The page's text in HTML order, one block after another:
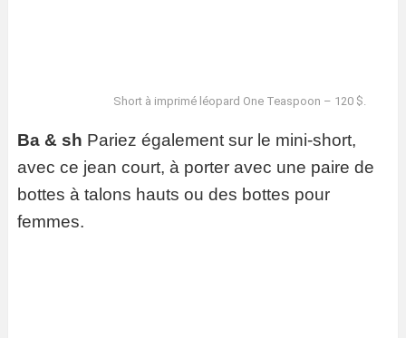
Short à imprimé léopard One Teaspoon – 120 $.
Ba & sh Pariez également sur le mini-short,
avec ce jean court, à porter avec une paire de
bottes à talons hauts ou des bottes pour
femmes.